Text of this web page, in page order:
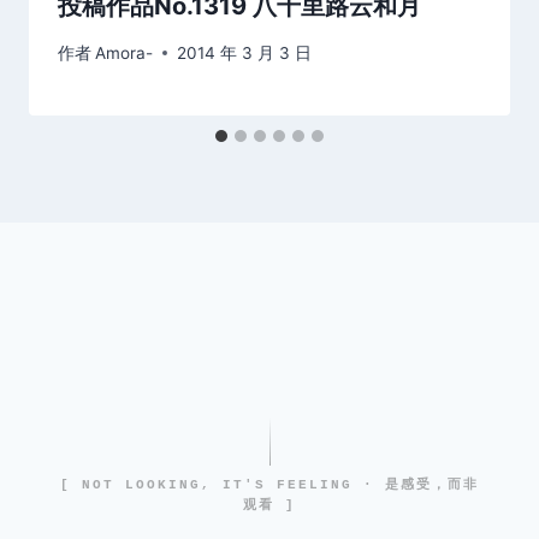
投稿作品No.1319 八千里路云和月
作者Amora- 2014 年 3 月 3 日
[ NOT LOOKING, IT'S FEELING · 是感受，而非
观看 ]